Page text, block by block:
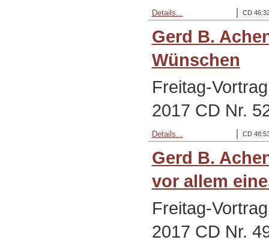
CD
Details...
Gerd B.
Wünschen
Freitag-
2017 CD Nr.
CD
Details...
Gerd B.
vor allem
Freitag-
2017 CD Nr.